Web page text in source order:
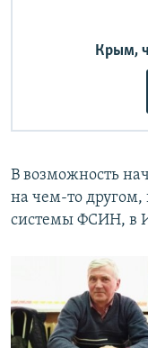
Крым,
В возможность
на чем-то
системы ФСИН, в